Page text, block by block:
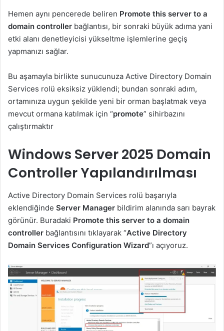
Hemen aynı pencerede beliren Promote this server to a
domain controller bağlantısı, bir sonraki büyük adıma yani
etki alanı denetleyicisi yükseltme işlemlerine geçiş
yapmanızı sağlar.
Bu aşamayla birlikte sunucunuza Active Directory Domain
Services rolü eksiksiz yüklendi; bundan sonraki adım,
ortamınıza uygun şekilde yeni bir orman başlatmak veya
mevcut ormana katılmak için “promote” sihirbazını
çalıştırmaktır
Windows Server 2025 Domain
Controller Yapılandırılması
Active Directory Domain Services rolü başarıyla
eklendiğinde Server Manager bildirim alanında sarı bayrak
görünür. Buradaki Promote this server to a domain
controller bağlantısını tıklayarak “Active Directory
Domain Services Configuration Wizard”ı açıyoruz.